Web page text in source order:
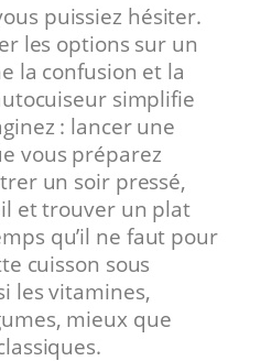
puissiez hésiter.
les options sur un
la confusion et la
simplifie
: lancer une
vous préparez
un soir pressé,
et trouver un plat
qu’il ne faut pour
cuisson sous
les vitamines,
mieux que